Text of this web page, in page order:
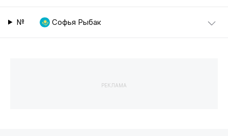
№ Софья Рыбак
РЕКЛАМА